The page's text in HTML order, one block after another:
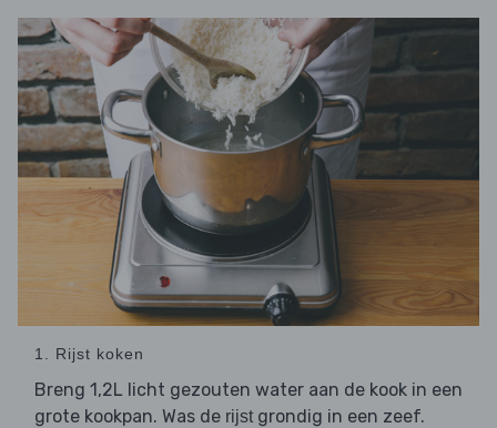
1. Rijst koken
Breng 1,2L licht gezouten water aan de kook in een
grote kookpan. Was de rijst grondig in een zeef.